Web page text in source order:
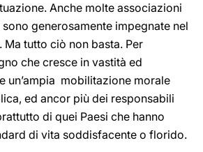
Anche molte associazioni
generosamente impegnate nel
tutto ciò non basta. Per
che cresce in vastità ed
un’ampia mobilitazione morale
ed ancor più dei responsabili
di quei Paesi che hanno
di vita soddisfacente o florido.